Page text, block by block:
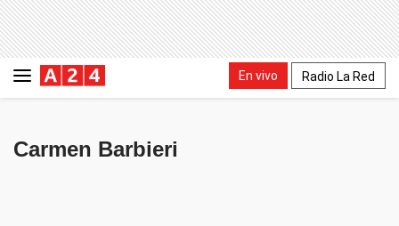
En vivo Radio La Red
Carmen Barbieri